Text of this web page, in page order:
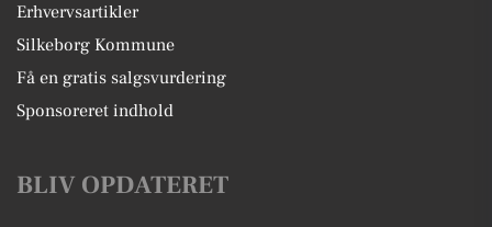
Erhvervsartikler
Silkeborg Kommune
Få en gratis salgsvurdering
Sponsoreret indhold
BLIV OPDATERET